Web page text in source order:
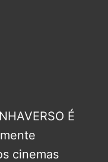
É
cinemas